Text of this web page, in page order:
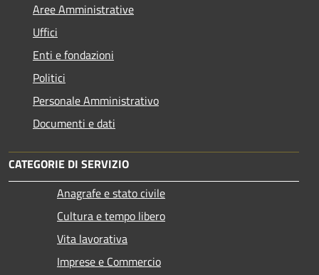
Aree Amministrative
Uffici
Enti e fondazioni
Politici
Personale Amministrativo
Documenti e dati
CATEGORIE DI SERVIZIO
Anagrafe e stato civile
Cultura e tempo libero
Vita lavorativa
Imprese e Commercio